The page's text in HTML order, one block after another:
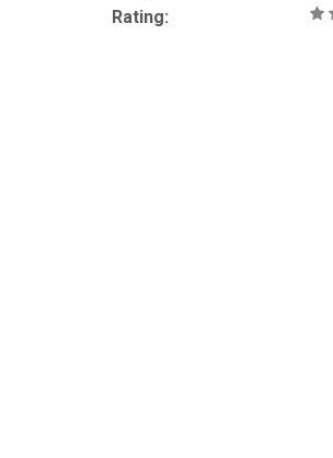
Rating: